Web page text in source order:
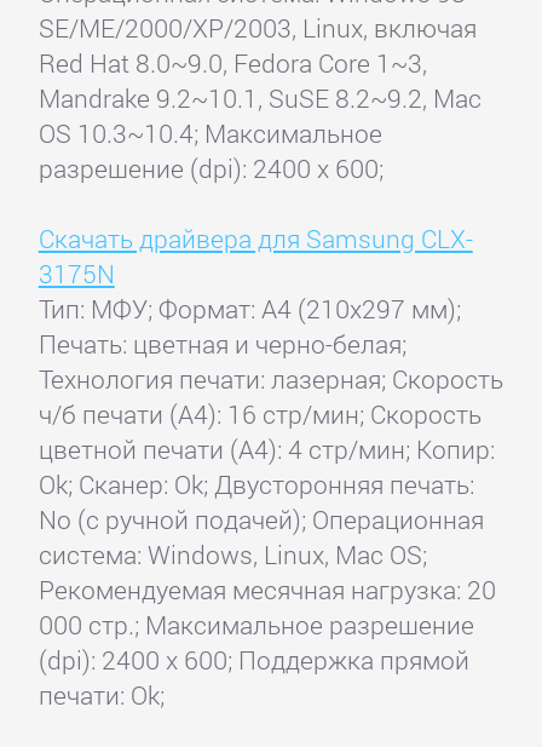
SE/ME/2000/XP/2003, Linux, включая
Red Hat 8.0~9.0, Fedora Core 1~3,
Mandrake 9.2~10.1, SuSE 8.2~9.2, Mac
OS 10.3~10.4; Максимальное
разрешение (dpi): 2400 x 600;
Скачать драйвера для Samsung CLX-
3175N
Тип: МФУ; Формат: A4 (210x297 мм);
Печать: цветная и черно-белая;
Технология печати: лазерная; Скорость
ч/б печати (А4): 16 стр/мин; Скорость
цветной печати (А4): 4 стр/мин; Копир:
Ok; Сканер: Ok; Двусторонняя печать:
No (с ручной подачей); Операционная
система: Windows, Linux, Mac OS;
Рекомендуемая месячная нагрузка: 20
000 стр.; Максимальное разрешение
(dpi): 2400 x 600; Поддержка прямой
печати: Ok;